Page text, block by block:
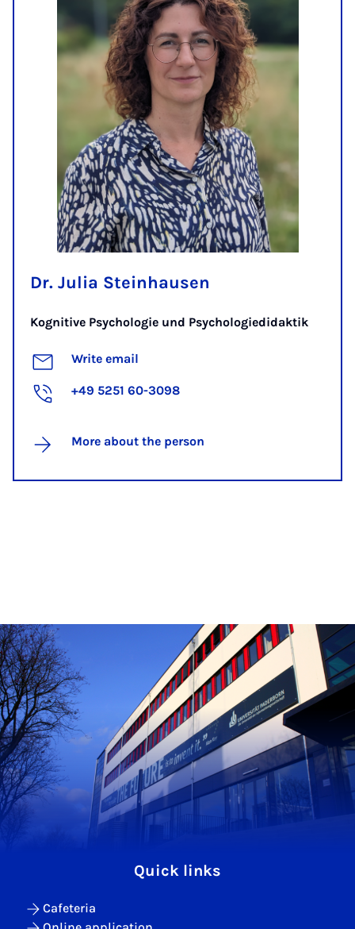
Dr. Julia Steinhausen
Kognitive Psychologie und Psychologiedidaktik
Write email
+49 5251 60-3098
More about the person
Quick links
Cafeteria